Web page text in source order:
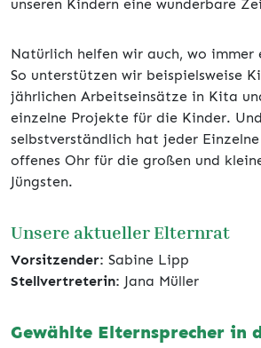
unseren Kindern eine wunderbare
Natürlich helfen wir auch, wo immer
So unterstützen wir beispielsweise
jährlichen Arbeitseinsätze in Kita
einzelne Projekte für die Kinder. Und
selbstverständlich hat jeder
offenes Ohr für die großen und
Jüngsten.
Unsere aktueller Elternrat
Vorsitzender: Sabine Lipp
Stellvertreterin: Jana Müller
Gewählte Elternsprecher in